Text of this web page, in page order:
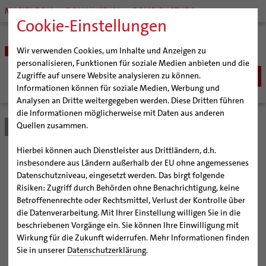
Cookie-Einstellungen
Wir verwenden Cookies, um Inhalte und Anzeigen zu
personalisieren, Funktionen für soziale Medien anbieten und die
Zugriffe auf unsere Website analysieren zu können.
Informationen können für soziale Medien, Werbung und
Analysen an Dritte weitergegeben werden. Diese Dritten führen
die Informationen möglicherweise mit Daten aus anderen
Quellen zusammen.
Hierbei können auch Dienstleister aus Drittländern, d.h.
insbesondere aus Ländern außerhalb der EU ohne angemessenes
Datenschutzniveau, eingesetzt werden. Das birgt folgende
Risiken: Zugriff durch Behörden ohne Benachrichtigung, keine
Betroffenenrechte oder Rechtsmittel, Verlust der Kontrolle über
die Datenverarbeitung. Mit Ihrer Einstellung willigen Sie in die
beschriebenen Vorgänge ein. Sie können Ihre Einwilligung mit
Wirkung für die Zukunft widerrufen. Mehr Informationen finden
Sie in unserer Datenschutzerklärung.
MARIENDOM DOMMUSEUM DOMBIBLIOTHEK
BISTUM
Bischöfe
Weihbischof Dr. Martin Marahrens
Bischof em. Norbert Trelle
Weihbischof em. Bongartz
Weihbischof em. Schwerdtfeger
Weihbischof em. Koitz
Bischof em. Dr. Wüstenberg
Generalvikariat
Gremien
Diözesangericht
Gemeindegremien
Pfarrgemeinden
Hildesheimer Dom
Virtueller Rundgang durch den Dom
Tausendjähriger Rosenstock
Die Hildesheimer Dommusik
Wallfahrten | Pilgern
Termine Wallfahrten und Pilgern
Jakobswege im Bistum Hildesheim
Veranstaltungen
Strategieprozess
Jugend
SEELSORGE
Katholisch werden
Wiedereintritt
Erwachsenenkatechumenat
Glaube leben
Glaubensveranstaltungen
Taufe
Fragen zur Taufe
Erwachsenentaufe
Taufsymbole
Erstkommunion
Firmung
Hochzeit
Katholisch heiraten
Lebensende
BERATUNG & HILFE
Ehe-, Familien-, und Lebensberatung (EFL)
Schwangerenberatung
Beratungsstellen
Prävention und Hilfe bei sexualisierter Gewalt
Schuldnerberatung
Beratungsstellen
Caritas
Bischöfliche Stiftung Gemeinsam für das Leben
BILDUNG & KULTUR
Schulen | Hochschulen
Katholische Schulen im Bistum
Veranstaltungen
Schulpastoral
Dommuseum
Dombibliothek
Bistumsarchiv
KIRCHE & GESELLSCHAFT
Ökumene
Interreligiöser Dialog
Weltkirche
SERVICE
Angebote
Abenteuer Glaube
Bistum Hildesheim
Bischof besucht
Bistumsstand auf dem
Katholikentag
Bistum Hildesheim präsentiert sich in Würzburg mit
dem Thema Zukunftsräume